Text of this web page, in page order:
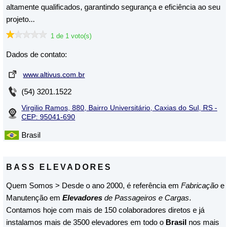
ELEVADORES ERGO
altamente qualificados, garantindo segurança e eficiência ao seu
projeto...
1 de 1 voto(s)
Dados de contato:
www.altivus.com.br
(54) 3201.1522
Virgilio Ramos, 880, Bairro Universitário, Caxias do Sul, RS -
CEP: 95041-690
Brasil
BASS ELEVADORES
Quem Somos > Desde o ano 2000, é referência em Fabricação e
Manutenção em Elevadores de Passageiros e Cargas.
Contamos hoje com mais de 150 colaboradores diretos e já
instalamos mais de 3500 elevadores em todo o Brasil nos mais